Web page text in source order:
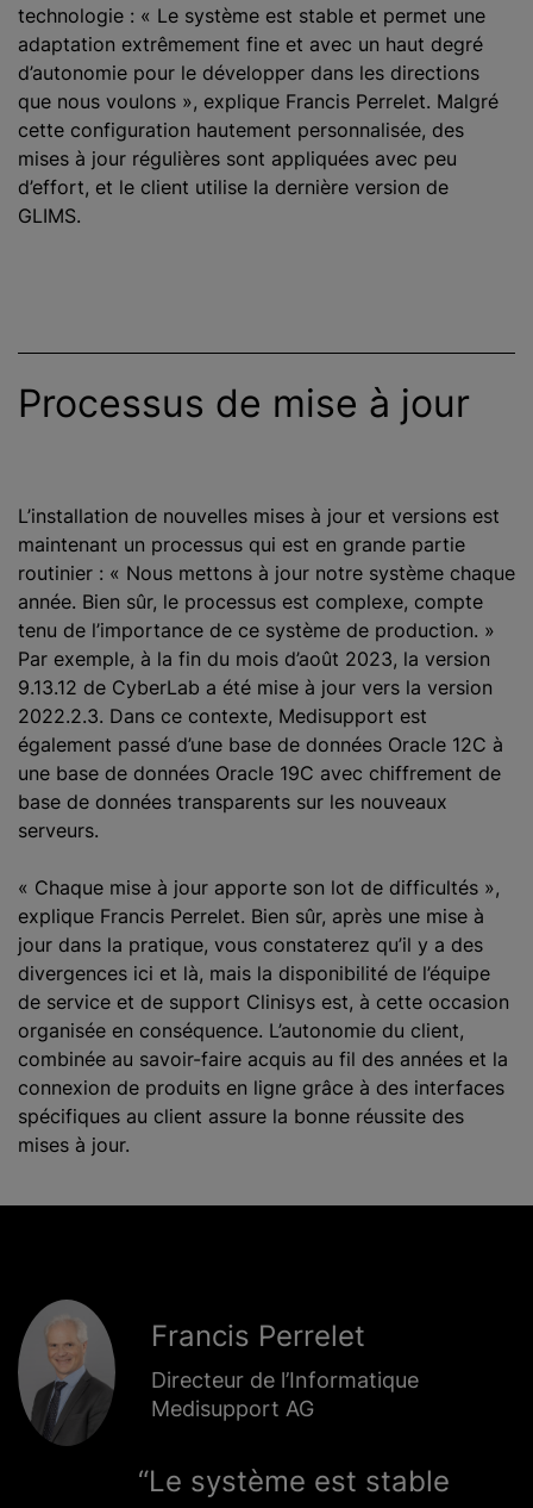
technologie : « Le système est stable et permet une
adaptation extrêmement fine et avec un haut degré
d’autonomie pour le développer dans les directions
que nous voulons », explique Francis Perrelet. Malgré
cette configuration hautement personnalisée, des
mises à jour régulières sont appliquées avec peu
d’effort, et le client utilise la dernière version de
GLIMS.
Processus de mise à jour
L’installation de nouvelles mises à jour et versions est
maintenant un processus qui est en grande partie
routinier : « Nous mettons à jour notre système chaque
année. Bien sûr, le processus est complexe, compte
tenu de l’importance de ce système de production. »
Par exemple, à la fin du mois d’août 2023, la version
9.13.12 de CyberLab a été mise à jour vers la version
2022.2.3. Dans ce contexte, Medisupport est
également passé d’une base de données Oracle 12C à
une base de données Oracle 19C avec chiffrement de
base de données transparents sur les nouveaux
serveurs.
« Chaque mise à jour apporte son lot de difficultés »,
explique Francis Perrelet. Bien sûr, après une mise à
jour dans la pratique, vous constaterez qu’il y a des
divergences ici et là, mais la disponibilité de l’équipe
de service et de support Clinisys est, à cette occasion
organisée en conséquence. L’autonomie du client,
combinée au savoir-faire acquis au fil des années et la
connexion de produits en ligne grâce à des interfaces
spécifiques au client assure la bonne réussite des
mises à jour.
Francis Perrelet
Directeur de l’Informatique
Medisupport AG
Le système est stable